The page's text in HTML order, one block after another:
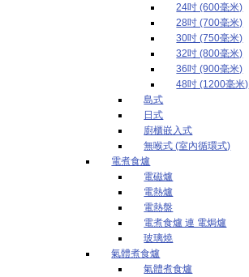
24吋 (600毫米)
28吋 (700毫米)
30吋 (750毫米)
32吋 (800毫米)
36吋 (900毫米)
48吋 (1200毫米)
島式
日式
廚櫃嵌入式
無喉式 (室內循環式)
電煮食爐
電磁爐
電熱爐
電熱盤
電煮食爐 連 電焗爐
玻璃燒
氣體煮食爐
氣體煮食爐